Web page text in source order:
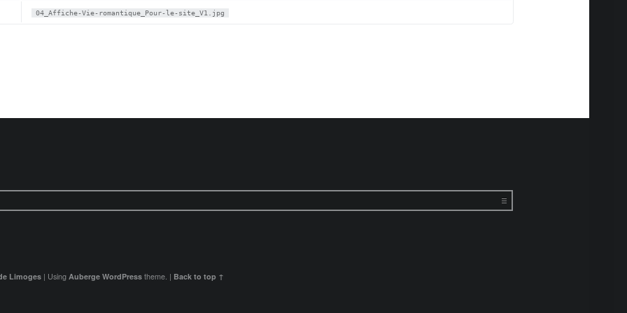
04_Affiche-Vie-romantique_Pour-le-site_V1.jpg
Limoges | Using Auberge WordPress theme. | Back to top ↑